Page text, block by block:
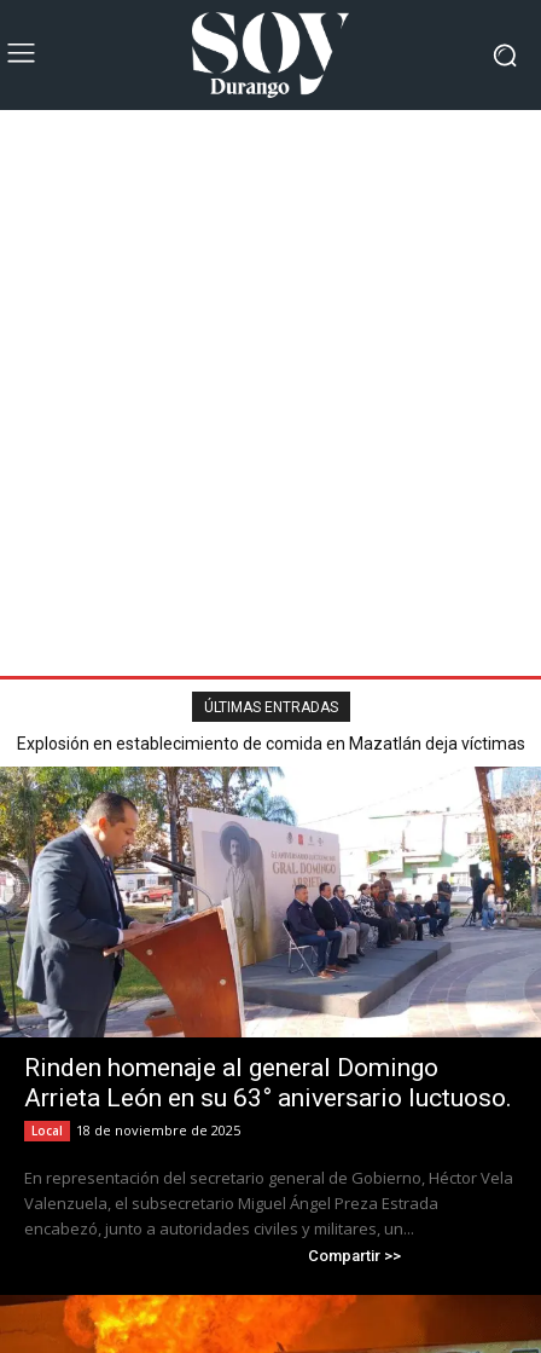
ÚLTIMAS ENTRADAS
Explosión en establecimiento de comida en Mazatlán deja víctimas
mortales y varios heridos.
Secretaría de Seguridad Pública reporta saldo blanco en operativo
del Buen Fin 2025.
Rinden homenaje al general Domingo
Arrieta León en su 63° aniversario luctuoso.
Local 18 de noviembre de 2025
En representación del secretario general de Gobierno, Héctor Vela
Valenzuela, el subsecretario Miguel Ángel Preza Estrada
encabezó, junto a autoridades civiles y militares, un...
Compartir >>